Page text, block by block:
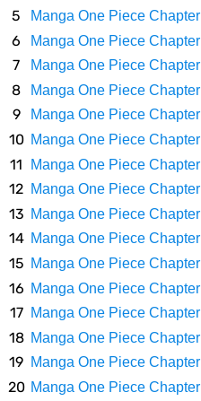
7 Fakta Ivankov One Piece,
Wanita
7 Klub Pertama Yang Menjuarai
Arti Bendera Palau, Negara
Cara Membuat Linktree
7 Fakta Gaban One Piece, Orang
Manga One Piece
Manga One Piece
Manga One Piece
Manga One Piece
Manga One Piece
Manga One Piece
Manga One Piece
Manga One Piece
Manga One Piece
Manga One Piece
Manga One Piece
Manga One Piece
Manga One Piece
Manga One Piece
Manga One Piece
Manga One Piece